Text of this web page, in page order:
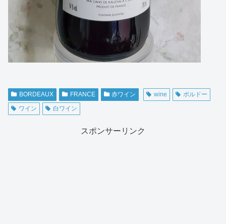
BORDEAUX FRANCE 赤ワイン wine
ボルドー
ワイン
白ワイン
スポンサーリンク